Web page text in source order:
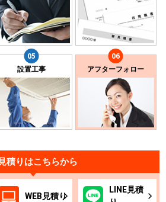
設置工事 アフターフォロー
積りはこちらから
WEB 見積り
LINE見積